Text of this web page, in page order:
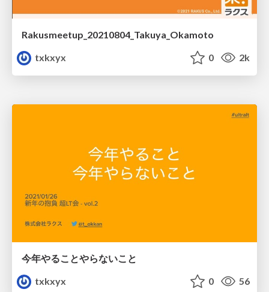
Rakusmeetup_20210804_Takuya_Okamoto
txkxyx
0 2k
今年やることやらないこと
txkxyx
0 56